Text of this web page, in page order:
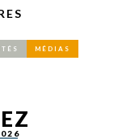
MÉDIAS